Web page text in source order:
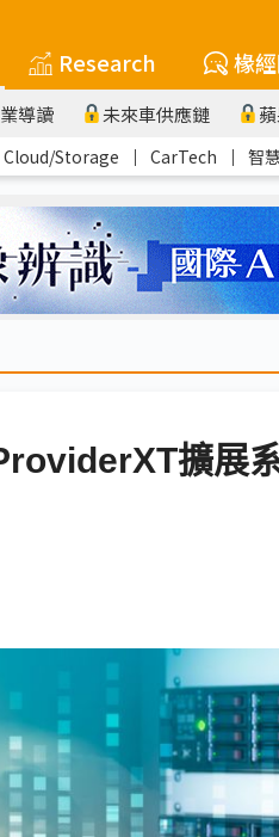
Research 椽
導讀 未來車供應鏈
Cloud/Storage ｜ CarTech ｜ 智
擴展